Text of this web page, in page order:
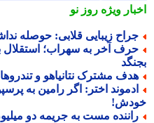
ویژهروز نو
زیبایی قلابی: حوصله نداشتم 8-7سال درس بخوانم
آخر به سهراب؛ استقلال با
مشترک نتانیاهو و
اختر: اگر رامین به
مست به جریمه دو میلیون